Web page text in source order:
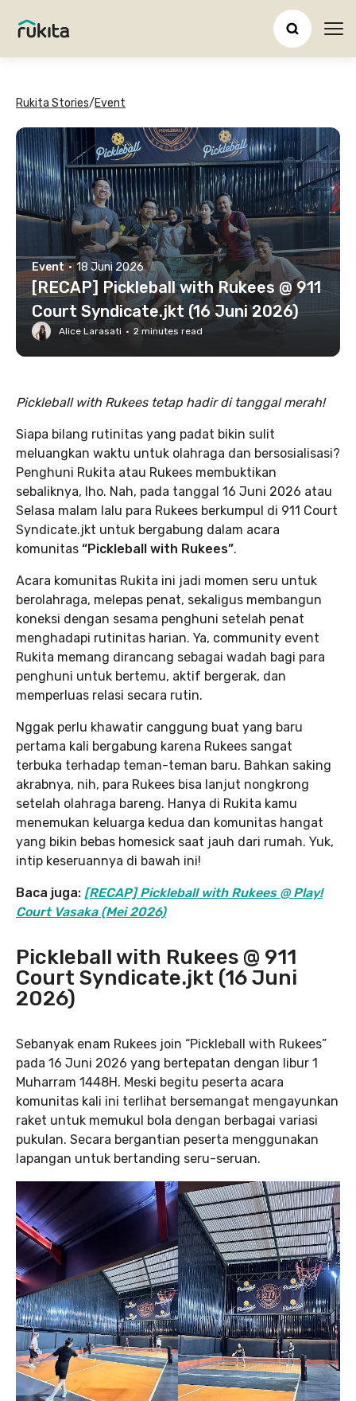
Rukita Stories/Event
Event · 18 Juni 2026
[RECAP] Pickleball with Rukees @ 911
Court Syndicate.jkt (16 Juni 2026)
Alice Larasati · 2 minutes read
Pickleball with Rukees tetap hadir di tanggal merah!
Siapa bilang rutinitas yang padat bikin sulit
meluangkan waktu untuk olahraga dan bersosialisasi?
Penghuni Rukita atau Rukees membuktikan
sebaliknya, lho. Nah, pada tanggal 16 Juni 2026 atau
Selasa malam lalu para Rukees berkumpul di 911 Court
Syndicate.jkt untuk bergabung dalam acara
komunitas “Pickleball with Rukees”.
Acara komunitas Rukita ini jadi momen seru untuk
berolahraga, melepas penat, sekaligus membangun
koneksi dengan sesama penghuni setelah penat
menghadapi rutinitas harian. Ya, community event
Rukita memang dirancang sebagai wadah bagi para
penghuni untuk bertemu, aktif bergerak, dan
memperluas relasi secara rutin.
Nggak perlu khawatir canggung buat yang baru
pertama kali bergabung karena Rukees sangat
terbuka terhadap teman-teman baru. Bahkan saking
akrabnya, nih, para Rukees bisa lanjut nongkrong
setelah olahraga bareng. Hanya di Rukita kamu
menemukan keluarga kedua dan komunitas hangat
yang bikin bebas homesick saat jauh dari rumah. Yuk,
intip keseruannya di bawah ini!
Baca juga: [RECAP] Pickleball with Rukees @ Play!
Court Vasaka (Mei 2026)
Pickleball with Rukees @ 911
Court Syndicate.jkt (16 Juni
2026)
Sebanyak enam Rukees join “Pickleball with Rukees”
pada 16 Juni 2026 yang bertepatan dengan libur 1
Muharram 1448H. Meski begitu peserta acara
komunitas kali ini terlihat bersemangat mengayunkan
raket untuk memukul bola dengan berbagai variasi
pukulan. Secara bergantian peserta menggunakan
lapangan untuk bertanding seru-seruan.